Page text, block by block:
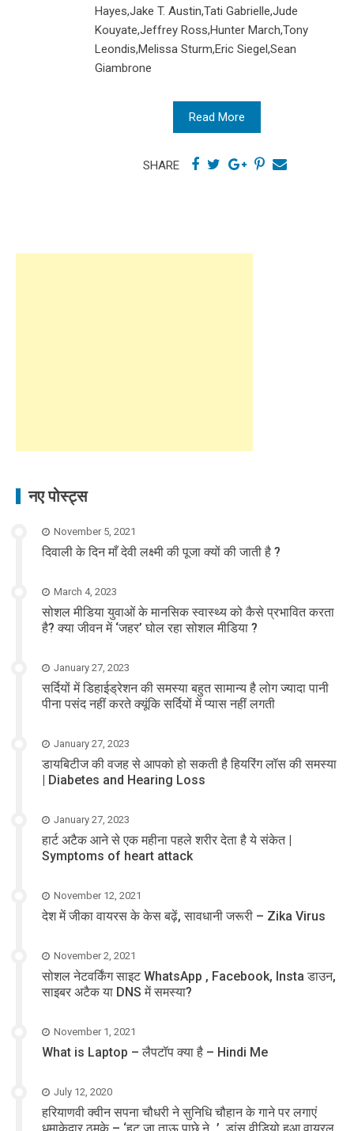
Hayes,Jake T. Austin,Tati Gabrielle,Jude
Kouyate,Jeffrey Ross,Hunter March,Tony
Leondis,Melissa Sturm,Eric Siegel,Sean
Giambrone
Read More
SHARE
नए पोस्ट्स
November 5, 2021
दिवाली के दिन माँ देवी लक्ष्मी की पूजा क्यों की जाती है ?
March 4, 2023
सोशल मीडिया युवाओं के मानसिक स्वास्थ्य को कैसे प्रभावित करता
है? क्या जीवन में ‘जहर’ घोल रहा सोशल मीडिया ?
January 27, 2023
सर्दियों में डिहाईड्रेशन की समस्या बहुत सामान्य है लोग ज्यादा पानी
पीना पसंद नहीं करते क्यूंकि सर्दियों में प्यास नहीं लगती
January 27, 2023
डायबिटीज की वजह से आपको हो सकती है हियरिंग लॉस की समस्या
| Diabetes and Hearing Loss
January 27, 2023
हार्ट अटैक आने से एक महीना पहले शरीर देता है ये संकेत |
Symptoms of heart attack
November 12, 2021
देश में जीका वायरस के केस बढ़ें, सावधानी जरूरी – Zika Virus
November 2, 2021
सोशल नेटवर्किंग साइट WhatsApp , Facebook, Insta डाउन,
साइबर अटैक या DNS में समस्या?
November 1, 2021
What is Laptop – लैपटॉप क्या है – Hindi Me
July 12, 2020
हरियाणवी क्वीन सपना चौधरी ने सुनिधि चौहान के गाने पर लगाएं